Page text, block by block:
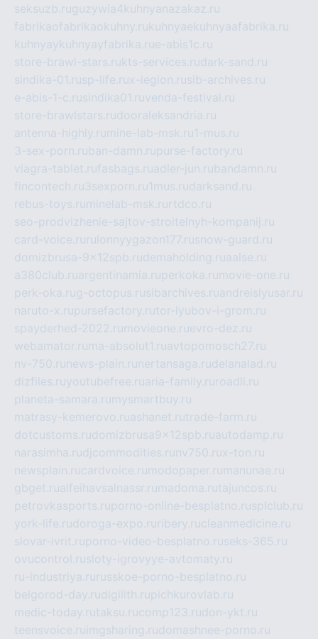
seksuzb.ruguzywia4kuhnyanazakaz.ru
fabrikaofabrikaokuhny.rukuhnyaekuhnyaafabrika.ru
kuhnyaykuhnyayfabrika.rue-abis1c.ru
store-brawl-stars.rukts-services.rudark-sand.ru
sindika-01.rusp-life.rux-legion.rusib-archives.ru
e-abis-1-c.rusindika01.ruvenda-festival.ru
store-brawlstars.rudooraleksandria.ru
antenna-highly.ru mine-lab-msk.ru1-mus.ru
3-sex-porn.ruban-damn.rupurse-factory.ru
viagra-tablet.rufasbags.ruadler-jun.rubandamn.ru
fincontech.ru3sexporn.ru1mus.rudarksand.ru
rebus-toys.ru minelab-msk.ru rtdco.ru
seo-prodvizhenie-sajtov-stroitelnyh-kompanij.ru
card-voice.ru rulonnyygazon177.rusnow-guard.ru
domizbrusa-9x12spb.rudemaholding.ruaalse.ru
a380club.ruargentinamia.ruperkoka.ru movie-one.ru
perk-oka.rug-octopus.rusibarchives.ruandreislyusar.ru
naruto-x.rupursefactory.rutor-lyubov-i-grom.ru
spayderhed-2022.ru movieone.ruevro-dez.ru
webamator.ru ma-absolut1.ruavtopomosch27.ru
nv-750.ru news-plain.ru nertansaga.rudelanalad.ru
dizfiles.ruyoutubefree.ruaria-family.ru roadli.ru
planeta-samara.ru mysmartbuy.ru
matrasy-kemerovo.ruashanet.rutrade-farm.ru
dotcustoms.rudomizbrusa9x12spb.ruautodamp.ru
narasimha.rudjcommodities.ru nv750.rux-ton.ru
newsplain.rucardvoice.ru modopaper.ru manunae.ru
gbget.rualfeihavsalnassr.ru madoma.rutajuncos.ru
petrovkasports.ruporno-online-besplatno.rusplclub.ru
york-life.rudoroga-expo.ru ribery.rucleanmedicine.ru
slovar-ivrit.ruporno-video-besplatno.ruseks-365.ru
ovucontrol.rusloty-igrovyye-avtomaty.ru
ru-industriya.ru russkoe-porno-besplatno.ru
belgorod-day.rudigilith.rupichkurovlab.ru
medic-today.rutaksu.rucomp123.rudon-ykt.ru
teensvoice.ru imgsharing.rudomashnee-porno.ru